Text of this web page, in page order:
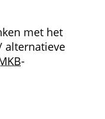
met het
alternatieve
-